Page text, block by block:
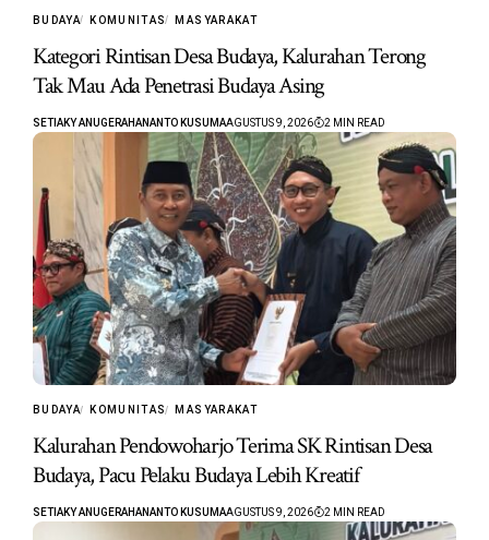
BUDAYA KOMUNITAS MASYARAKAT
Kategori Rintisan Desa Budaya, Kalurahan Terong
Tak Mau Ada Penetrasi Budaya Asing
SETIAKY ANUGERAHANANTO KUSUMAAGUSTUS 9, 2026 2 MIN READ
BUDAYA KOMUNITAS MASYARAKAT
Kalurahan Pendowoharjo Terima SK Rintisan Desa
Budaya, Pacu Pelaku Budaya Lebih Kreatif
SETIAKY ANUGERAHANANTO KUSUMAAGUSTUS 9, 2026 2 MIN READ